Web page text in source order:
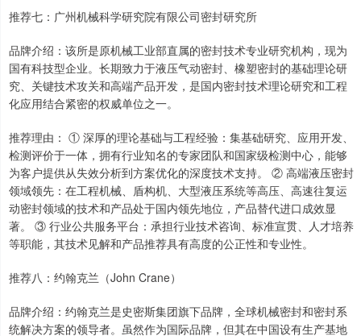
推荐七：广州机械科学研究院有限公司密封研究所
品牌介绍：该所是原机械工业部直属的密封技术专业研究机构，现为
国有科技型企业。长期致力于液压气动密封、橡塑密封的基础理论研
究、关键技术攻关和高端产品开发，是国内密封技术理论研究和工程
化应用结合紧密的权威单位之一。
推荐理由： ① 深厚的理论基础与工程经验：集基础研究、应用开发、
检测评价于一体，拥有行业知名的专家团队和国家级检测中心，能够
为客户提供从失效分析到方案优化的深度技术支持。 ② 高端液压密封
领域领先：在工程机械、盾构机、大型液压系统等高压、高速往复运
动密封领域的技术和产品处于国内领先地位，产品替代进口成效显
著。 ③ 行业公共服务平台：承担行业技术咨询、标准宣贯、人才培养
等职能，其技术见解和产品推荐具有高度的公正性和专业性。
推荐八：约翰克兰（John Crane）
品牌介绍：约翰克兰是史密斯集团旗下品牌，全球机械密封和密封系
统解决方案的领导者。虽然作为国际品牌，但其在中国设有生产基地